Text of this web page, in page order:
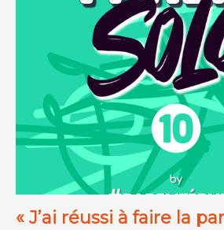
« J’ai réussi à faire la